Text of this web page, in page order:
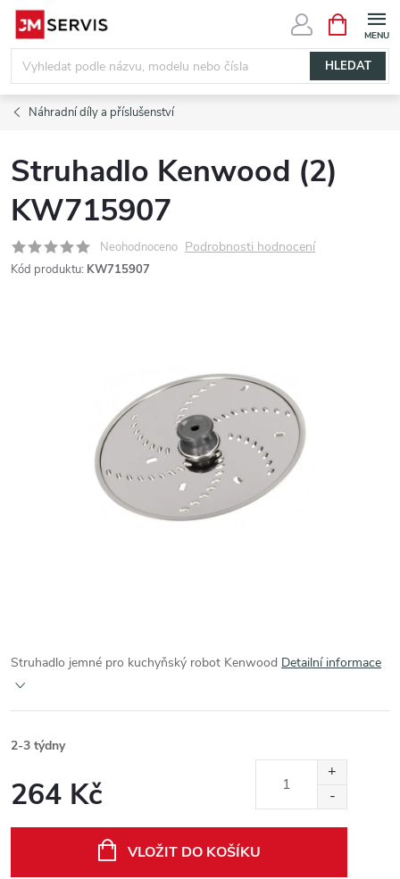
Přejít
obsah
HLEDAT
NÁKUPNÍ
KOŠÍK
Náhradní díly a příslušenství
Struhadlo Kenwood (2)
KW715907
Neohodnoceno Podrobnosti hodnocení
Kód produktu: KW715907
Struhadlo jemné pro kuchyňský robot Kenwood Detailní informace
2-3 týdny
264 Kč
VLOŽIT DO KOŠÍKU